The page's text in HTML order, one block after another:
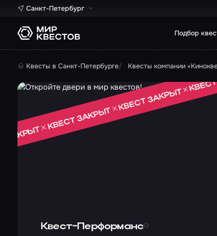
Санкт-Петербург
Подбор
Квесты в Санкт-Петербурге Квесты компании
Квест-Перформанс
ЗАКРЫТ
КВЕСТ ЗАКРЫТ
КВЕСТ ЗАКРЫТ